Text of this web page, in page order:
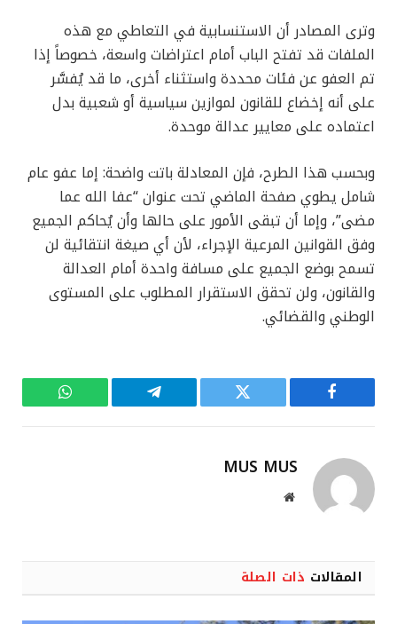
وترى المصادر أن الاستنسابية في التعاطي مع هذه
الملفات قد تفتح الباب أمام اعتراضات واسعة، خصوصاً إذا
تم العفو عن فئات محددة واستثناء أخرى، ما قد يُفسَّر
على أنه إخضاع للقانون لموازين سياسية أو شعبية بدل
اعتماده على معايير عدالة موحدة.
وبحسب هذا الطرح، فإن المعادلة باتت واضحة: إما عفو عام
شامل يطوي صفحة الماضي تحت عنوان “عفا الله عما
مضى”، وإما أن تبقى الأمور على حالها وأن يُحاكم الجميع
وفق القوانين المرعية الإجراء، لأن أي صيغة انتقائية لن
تسمح بوضع الجميع على مسافة واحدة أمام العدالة
والقانون، ولن تحقق الاستقرار المطلوب على المستوى
الوطني والقضائي.
فيسبوك تويتر تيلقرام واتساب
MUS MUS
موقع
المقالات ذات الصلة